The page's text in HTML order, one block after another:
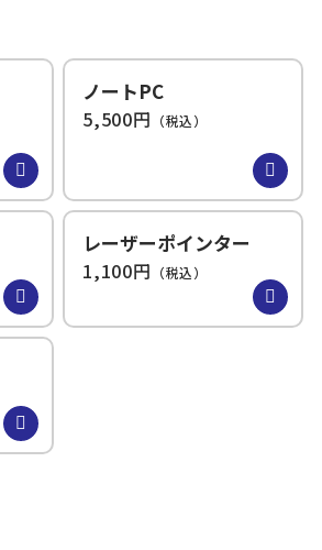
ノートPC
5,500円 （税込）
レーザーポインター
1,100円 （税込）